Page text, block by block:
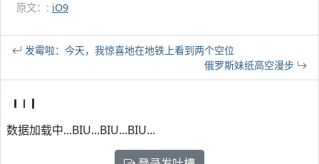
原文：: iO9
发霉啦：今天，我惊喜地在地铁上看到两个空位
俄罗斯妹纸高空漫步
数据加载中...BIU...BIU...BIU...